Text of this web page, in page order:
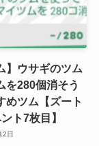
】ウサギのツム
を280個消そう
めツム【ズート
ト7枚目】
日